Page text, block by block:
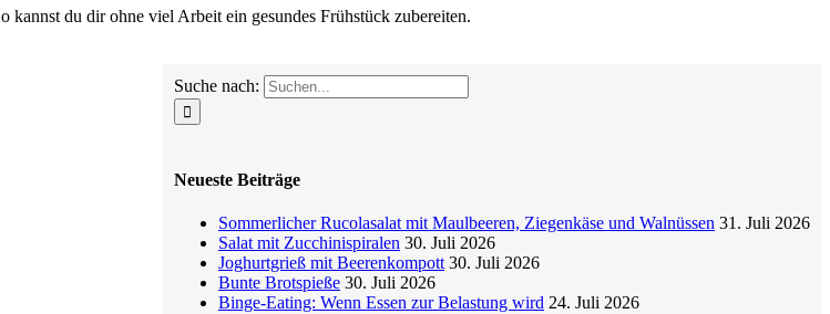
kannst du dir ohne viel Arbeit ein gesundes Frühstück zubereiten.
Suche nach:
Neueste Beiträge
Sommerlicher Rucolasalat mit Maulbeeren, Ziegenkäse und Walnüssen 31. Juli 2026
Salat mit Zucchinispiralen 30. Juli 2026
Joghurtgrieß mit Beerenkompott 30. Juli 2026
Bunte Brotspieße 30. Juli 2026
Binge-Eating: Wenn Essen zur Belastung wird 24. Juli 2026